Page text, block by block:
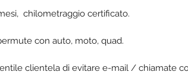
chilometraggio certificato.
con auto, moto, quad.
clientela di evitare e-mail / chiamate